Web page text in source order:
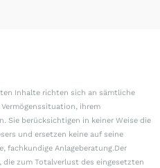
Inhalte richten sich an sämtliche
ihrem
Sie berücksichtigen in keiner Weise die
und ersetzen keine auf seine
fachkundige Anlageberatung.Der
die zum Totalverlust des eingesetzten